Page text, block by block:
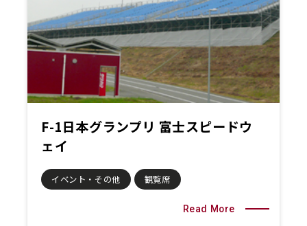
F-1日本グランプリ 富士スピードウ
ェイ
イベント・その他 観覧席
Read More